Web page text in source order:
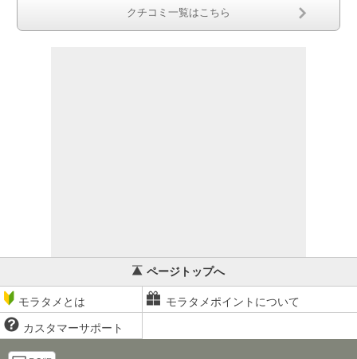
クチコミ一覧はこちら
ページトップへ
モラタメとは モラタメポイントについて
カスタマーサポート